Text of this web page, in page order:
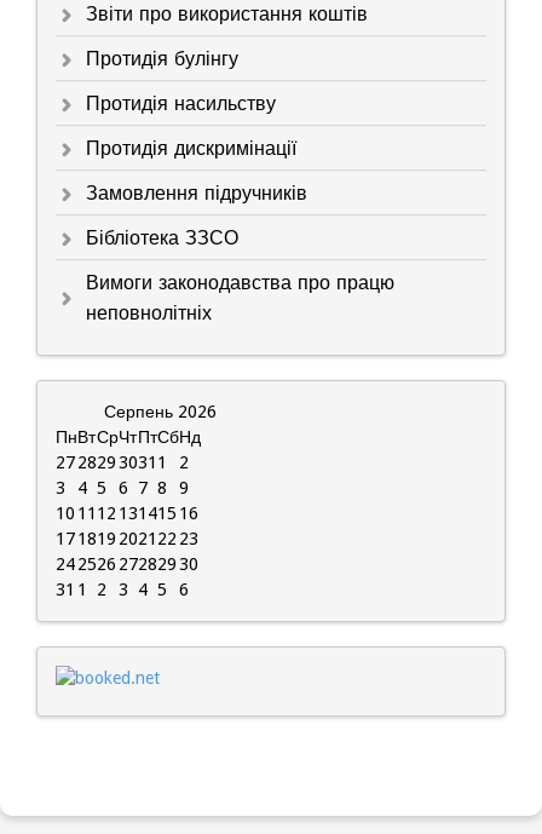
Звіти про використання коштів
Протидія булінгу
Протидія насильству
Протидія дискримінації
Замовлення підручників
Бібліотека ЗЗСО
Вимоги законодавства про працю
неповнолітніх
Серпень 2026
ПнВтСрЧтПтСбНд
2728293031 1
2
3
4 5 6 7 8
9
10 11 12 131415 16
171819 2021 22 23
242526 27282930
31 1 2 3 4 5 6